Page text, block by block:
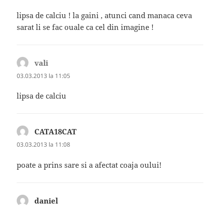
lipsa de calciu ! la gaini , atunci cand manaca ceva
sarat li se fac ouale ca cel din imagine !
vali
03.03.2013 la 11:05
lipsa de calciu
CATA18CAT
03.03.2013 la 11:08
poate a prins sare si a afectat coaja oului!
daniel